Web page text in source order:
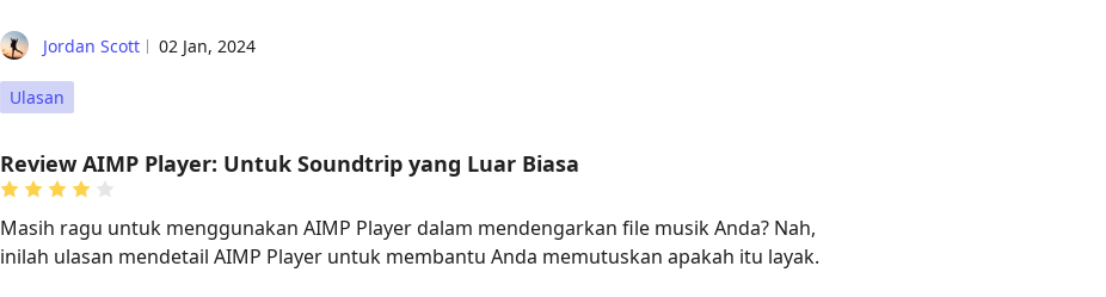
Jordan Scott 02 Jan, 2024
Ulasan
Review AIMP Player: Untuk Soundtrip yang Luar Biasa
Masih ragu untuk menggunakan AIMP Player dalam mendengarkan file musik Anda? Nah,
inilah ulasan mendetail AIMP Player untuk membantu Anda memutuskan apakah itu layak.